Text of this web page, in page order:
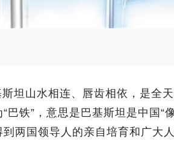
坦山水相连、唇齿相依，是全
巴铁”，意思是巴基斯坦是中国
两国领导人的亲自培育和广大